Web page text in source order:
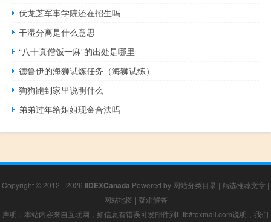
伏龙芝军事学院还在招生吗
干湿分离是什么意思
“八十真僧饭一麻”的出处是哪里
德鲁伊的海狮试炼任务（海狮试练）
狗狗跑到家里说明什么
弟弟过年给姐姐现金合法吗
Copyright © 2012 - 2026 IIDEXCanada Powered by 网站分类目录 | 精选推荐文章 |
网站地图 | 疑难解答
声明：本站内容来自互联网，如信息有错误可发邮件到f_fb#foxmail.com说明，我们